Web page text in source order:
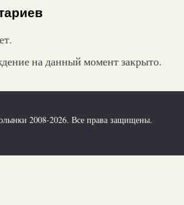
на данный момент закрыто.
2008-2026. Все права защищены.